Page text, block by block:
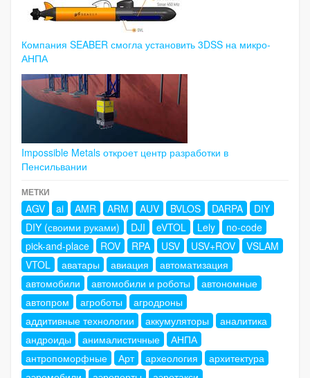
Компания SEABER смогла установить 3DSS на микро-
АНПА
Impossible Metals откроет центр разработки в
Пенсильвании
МЕТКИ
AGV ai AMR ARM AUV BVLOS DARPA
DIY
DIY (своими руками)
DJI eVTOL Lely
no-code
pick-and-place
ROV RPA USV USV+ROV
VSLAM
VTOL
аватары авиация
автоматизация
автомобили
автомобили и роботы
автономные
автопром
агроботы
агродроны
аддитивные технологии
аккумуляторы
аналитика
андроиды
анималистичные
АНПА
антропоморфные
Арт археология
архитектура